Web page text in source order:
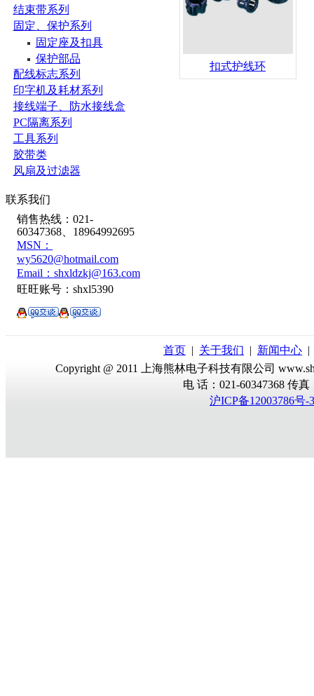
结束带系列
固定、保护系列
固定座及扣具
保护部品
配线标志系列
印字机及耗材系列
接线端子、防水接线盒
PC隔离系列
工具系列
胶带类
风扇及过滤器
联系我们
销售热线：021-
60347368、18964992695
MSN：
wy5620@hotmail.com
Email：shxldzkj@163.com
旺旺账号：shxl5390
扣式护线环
首页 | 关于我们 | 新闻中心
Copyright @ 2011 上海熊林电子科技有限公司
电 话：021-60347368 传真
沪ICP备12003786号-3